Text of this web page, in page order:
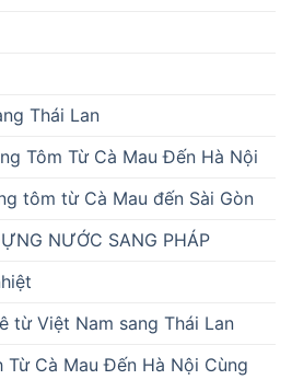
Thái Lan
Tôm Từ Cà Mau Đến Hà Nội
tôm từ Cà Mau đến Sài Gòn
NƯỚC SANG PHÁP
từ Việt Nam sang Thái Lan
Từ Cà Mau Đến Hà Nội Cùng